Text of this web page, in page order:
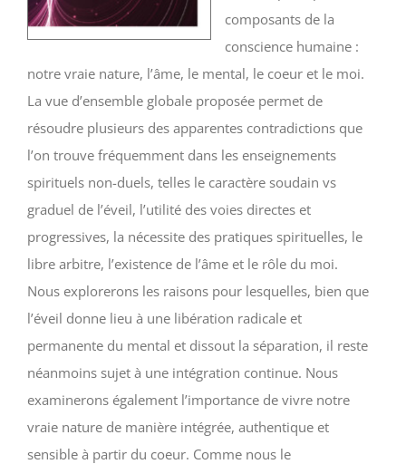
composants de la
conscience humaine :
notre vraie nature, l’âme, le mental, le coeur et le moi.
La vue d’ensemble globale proposée permet de
résoudre plusieurs des apparentes contradictions que
l’on trouve fréquemment dans les enseignements
spirituels non-duels, telles le caractère soudain vs
graduel de l’éveil, l’utilité des voies directes et
progressives, la nécessite des pratiques spirituelles, le
libre arbitre, l’existence de l’âme et le rôle du moi.
Nous explorerons les raisons pour lesquelles, bien que
l’éveil donne lieu à une libération radicale et
permanente du mental et dissout la séparation, il reste
néanmoins sujet à une intégration continue. Nous
examinerons également l’importance de vivre notre
vraie nature de manière intégrée, authentique et
sensible à partir du coeur. Comme nous le